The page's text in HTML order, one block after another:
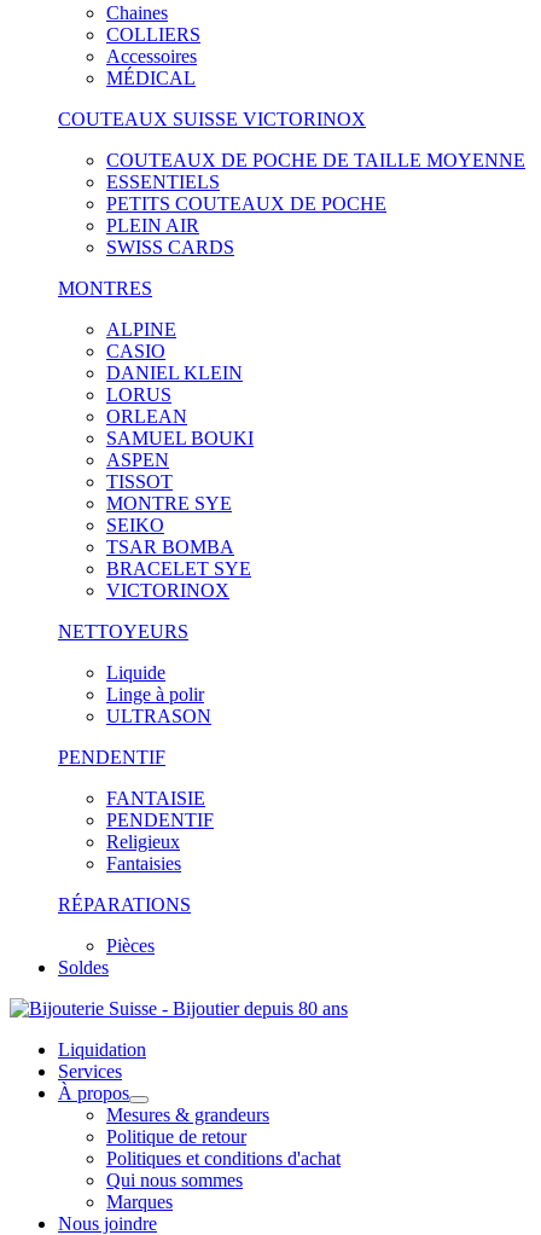
Chaines
COLLIERS
Accessoires
MÉDICAL
COUTEAUX SUISSE VICTORINOX
COUTEAUX DE POCHE DE TAILLE MOYENNE
ESSENTIELS
PETITS COUTEAUX DE POCHE
PLEIN AIR
SWISS CARDS
MONTRES
ALPINE
CASIO
DANIEL KLEIN
LORUS
ORLEAN
SAMUEL BOUKI
ASPEN
TISSOT
MONTRE SYE
SEIKO
TSAR BOMBA
BRACELET SYE
VICTORINOX
NETTOYEURS
Liquide
Linge à polir
ULTRASON
PENDENTIF
FANTAISIE
PENDENTIF
Religieux
Fantaisies
RÉPARATIONS
Pièces
Soldes
Liquidation
Services
À propos
Mesures & grandeurs
Politique de retour
Politiques et conditions d'achat
Qui nous sommes
Marques
Nous joindre